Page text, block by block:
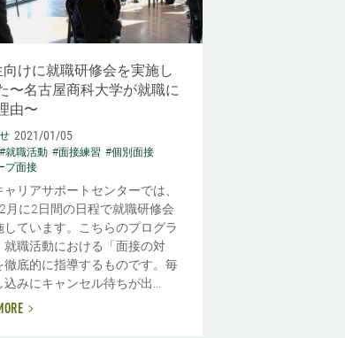
けに就職研修会を実施し
〜名古屋商科大学が就職に
由〜
2021/01/05
#就職活動 #面接練習 #個別面接
プ面接
ャリアサポートセンターでは、
月に2日間の日程で就職研修会
しています。こちらのプログラ
就職活動における「面接の対
徹底的に指導するものです。毎
みにキャンセル待ちが出...